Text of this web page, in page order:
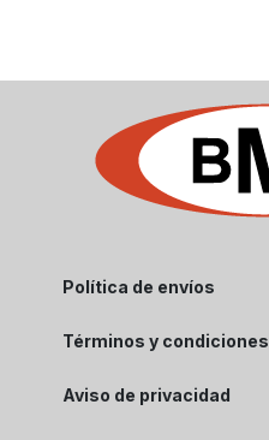
Política de envíos
Términos y condiciones
Aviso de privacidad